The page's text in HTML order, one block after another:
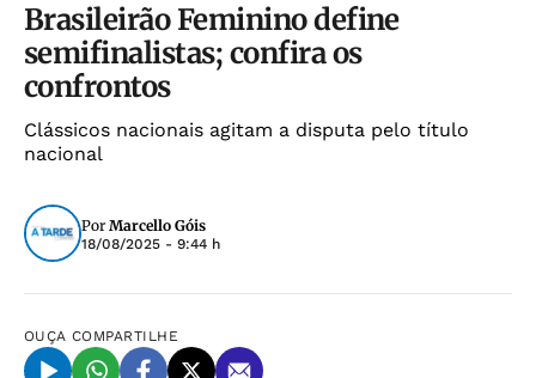
Brasileirão Feminino define
semifinalistas; confira os
confrontos
Clássicos nacionais agitam a disputa pelo título
nacional
Por Marcello Góis
18/08/2025 - 9:44 h
OUÇA COMPARTILHE